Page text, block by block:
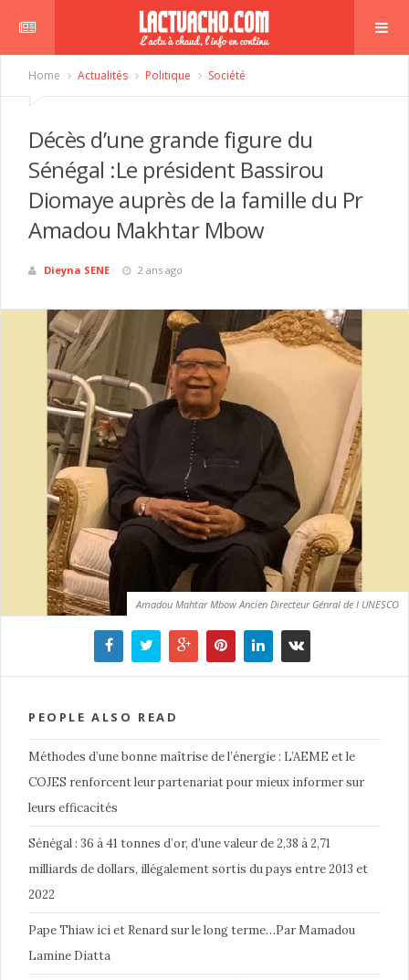
Home Actualités Politique Société
Décès d’une grande figure du
Sénégal :Le président Bassirou
Diomaye auprès de la famille du Pr
Amadou Makhtar Mbow
Dieyna SENE 2 ans ago
Amadou Mahtar Mbow Ancien Directeur Génral de l UNESCO
PEOPLE ALSO READ
Méthodes d’une bonne maîtrise de l’énergie : L’AEME et le
COJES renforcent leur partenariat pour mieux informer sur
leurs efficacités
Sénégal : 36 à 41 tonnes d’or, d’une valeur de 2,38 à 2,71
milliards de dollars, illégalement sortis du pays entre 2013 et
2022
Pape Thiaw ici et Renard sur le long terme…Par Mamadou
Lamine Diatta